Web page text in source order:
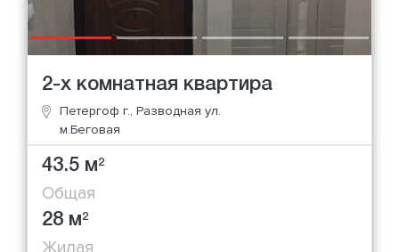
2-х комнатная квартира
Петергоф г., Разводная ул.
м.Беговая
43.5 м2
Общая
28 м2